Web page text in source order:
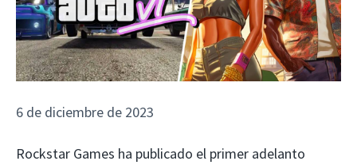
6 de diciembre de 2023
Rockstar Games ha publicado el primer adelanto